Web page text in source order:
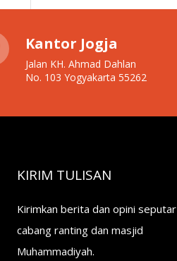
Kantor Jogja
Jalan KH. Ahmad Dahlan
No. 103 Yogyakarta 55262
KIRIM TULISAN
Kirimkan berita dan opini seputar
cabang ranting dan masjid
Muhammadiyah.